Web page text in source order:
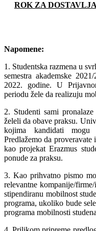
ROK ZA
Napomene:
1. Studentska razmena u
semestra akademske
2022. godine. U
periodu žele da realizuju
2. Studenti sami
želeli da obave praksu.
kojima kandidati
Predlažemo da
kao projekat Erazmus
ponude za praksu.
3. Kao prihvatno pismo
relevantne kompanije/
stipendiranu mobilnost
programa, ukoliko bude
programa mobilnosti